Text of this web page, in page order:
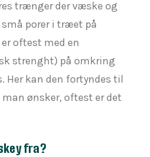
trænger der væske og
porer i træet på
er oftest med en
strenght) på omkring
Her kan den fortyndes til
ønsker, oftest er det
fra?